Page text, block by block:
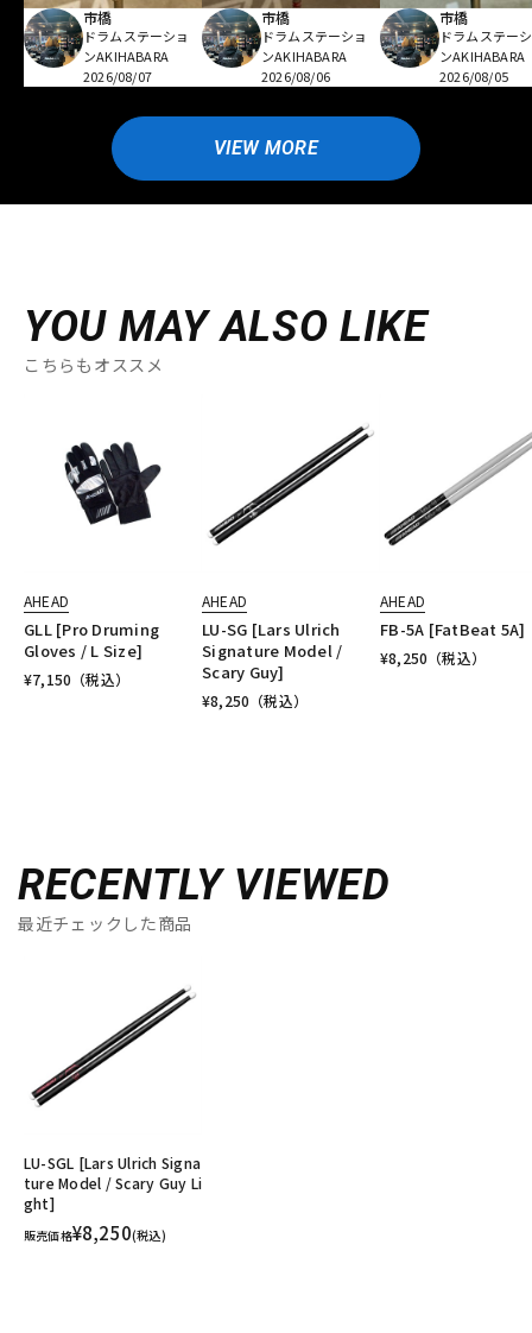
市橋
ドラムステーショ
ンAKIHABARA
2026/08/07
市橋
ドラムステーショ
ンAKIHABARA
2026/08/06
市橋
ドラムステー
ンAKIHABARA
2026/08/05
VIEW MORE
YOU MAY ALSO LIKE
こちらもオススメ
AHEAD
GLL [Pro Druming
Gloves / L Size]
¥7,150 （税込）
AHEAD
LU-SG [Lars Ulrich
Signature Model /
Scary Guy]
¥8,250 （税込）
AHEAD
FB-5A [FatBeat 5A]
¥8,250 （税込）
RECENTLY VIEWED
最近チェックした商品
LU-SGL [Lars Ulrich Signa
ture Model / Scary Guy Li
ght]
販売価格¥8,250(税込)